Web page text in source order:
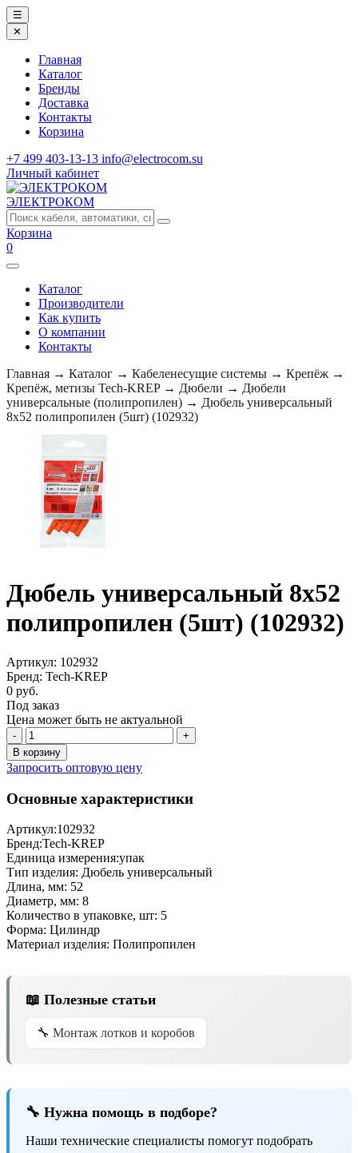
☰
✕
Главная
Каталог
Бренды
Доставка
Контакты
Корзина
+7 499 403-13-13 info@electrocom.su
Личный кабинет
ЭЛЕКТРОКОМ
Корзина
0
Каталог
Производители
Как купить
О компании
Контакты
Главная → Каталог → Кабеленесущие системы → Крепёж →
Крепёж, метизы Tech-KREP→ Дюбели → Дюбели
универсальные (полипропилен) → Дюбель универсальный
8х52 полипропилен (5шт) (102932)
Дюбель универсальный 8х52
полипропилен (5шт) (102932)
Артикул: 102932
Бренд: Tech-KREP
0 руб.
Под заказ
Цена может быть не актуальной
-
+
В корзину
Запросить оптовую цену
Основные характеристики
Артикул:102932
Бренд:Tech-KREP
Единица измерения:упак
Тип изделия: Дюбель универсальный
Длина, мм: 52
Диаметр, мм: 8
Количество в упаковке, шт: 5
Форма: Цилиндр
Материал изделия: Полипропилен
📖 Полезные статьи
🔧 Монтаж лотков и коробов
🔧 Нужна помощь в подборе?
Наши технические специалисты помогут подобрать